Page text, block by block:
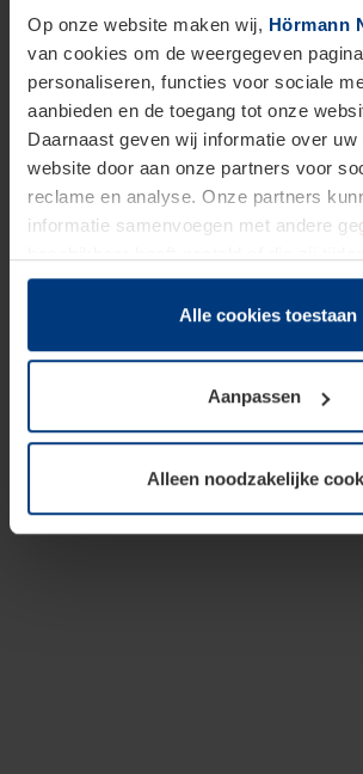
Op onze website maken wij, Hörmann
van cookies om de weergegeven
personaliseren, functies voor sociale
aanbieden en de toegang tot onze
Daarnaast geven wij informatie over
website door aan onze partners voor
reclame en analyse. Onze partners
informatie samenvoegen met andere
hun diensten hebben verzameld.
Juridisch hebben wij het recht om
van deze pagina's absoluut vereist is.
soorten cookies is uw toestemming
toestemming kunt u op elk moment bij
wijzigen of herroepen.
Alle cookies toestaan
Aanpassen
Alleen noodzakelijke